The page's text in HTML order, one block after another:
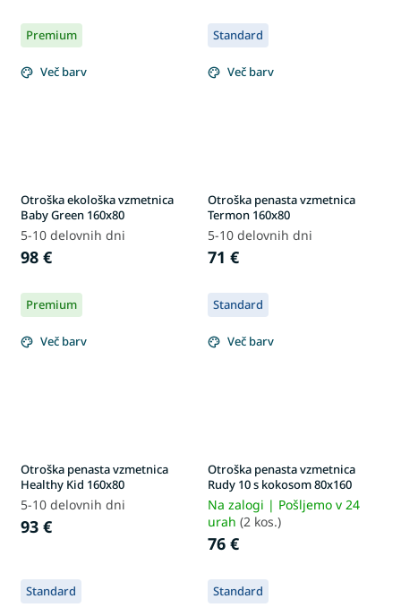
Premium
Več barv
Otroška ekološka vzmetnica
Baby Green 160x80
5-10 delovnih dni
98 €
Standard
Več barv
Otroška penasta vzmetnica
Termon 160x80
5-10 delovnih dni
71 €
Premium
Več barv
Otroška penasta vzmetnica
Healthy Kid 160x80
5-10 delovnih dni
93 €
Standard
Več barv
Otroška penasta vzmetnica
Rudy 10 s kokosom 80x160
Na zalogi | Pošljemo v 24
urah (2 kos.)
76 €
Standard Standard